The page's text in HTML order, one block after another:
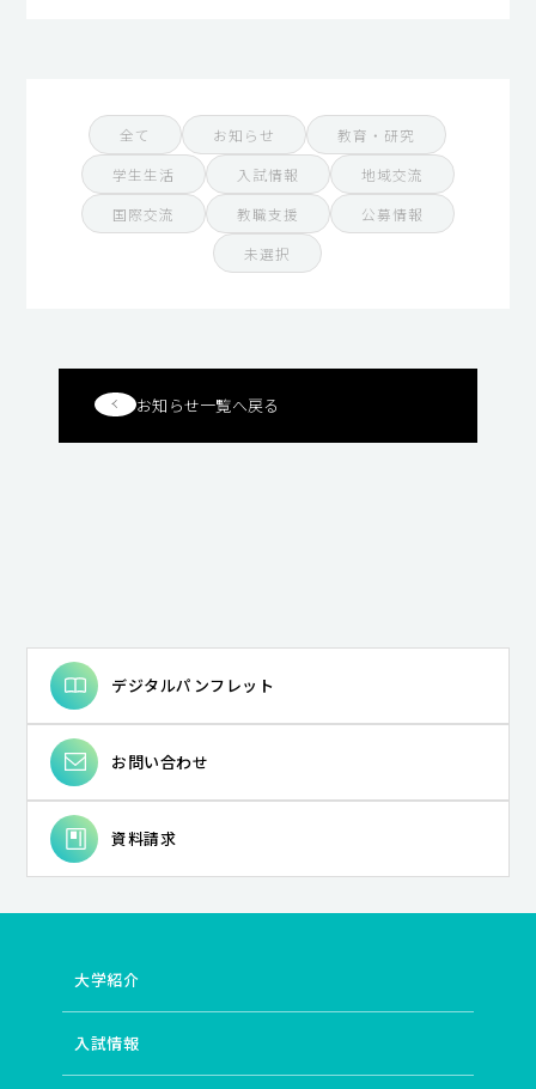
全て お知らせ
教育・研究
学生生活
入試情報
地域交流
国際交流
教職支援
公募情報
未選択
お知らせ一覧へ戻る
デジタルパンフレット
お問い合わせ
資料請求
大学紹介
入試情報